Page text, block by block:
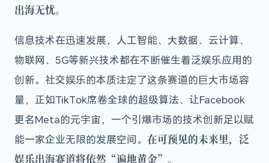
出海无忧。
信息技术在迅速发展，人工智能、大数据、云计算、
物联网、5G等新兴技术都在不断催生着泛娱乐应用的
创新。社交娱乐的本质注定了这条赛道的巨大市场容
量，正如TikTok席卷全球的超级算法、让Facebook
更名Meta的元宇宙，一个引爆市场的技术创新足以赋
能一家企业无限的发展空间。 在可预见的未来里，泛
娱乐出海赛道将依然“遍地黄金”。